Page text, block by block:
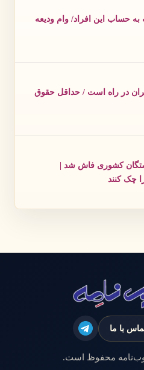
به حساب این افراد/ وام ودیعه
در راه است / حداقل حقوق
کشوری فاش شد |
چک کنند
با ما
محفوظ است.